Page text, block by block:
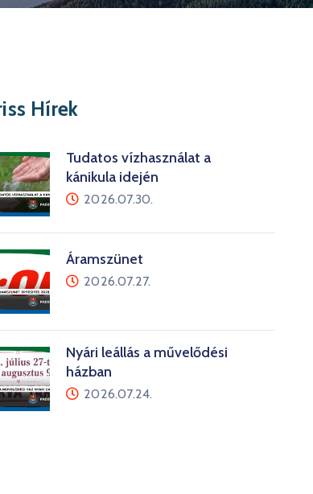
Hírek
Tudatos vízhasználat a
kánikula idején
2026.07.30.
Áramszünet
2026.07.27.
Nyári leállás a művelődési
házban
2026.07.24.